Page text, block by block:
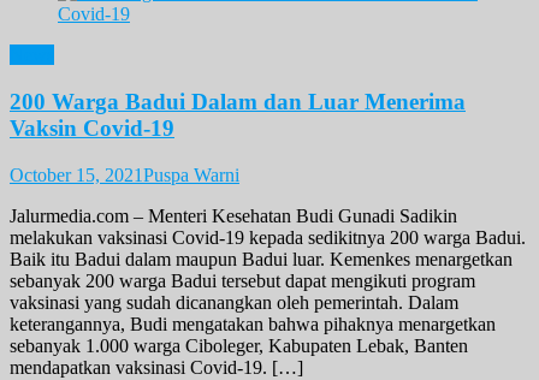
200 Warga Badui Dalam dan Luar Menerima
Vaksin Covid-19
October 15, 2021Puspa Warni
Jalurmedia.com – Menteri Kesehatan Budi Gunadi Sadikin
melakukan vaksinasi Covid-19 kepada sedikitnya 200 warga Badui.
Baik itu Badui dalam maupun Badui luar. Kemenkes menargetkan
sebanyak 200 warga Badui tersebut dapat mengikuti program
vaksinasi yang sudah dicanangkan oleh pemerintah. Dalam
keterangannya, Budi mengatakan bahwa pihaknya menargetkan
sebanyak 1.000 warga Ciboleger, Kabupaten Lebak, Banten
mendapatkan vaksinasi Covid-19. […]